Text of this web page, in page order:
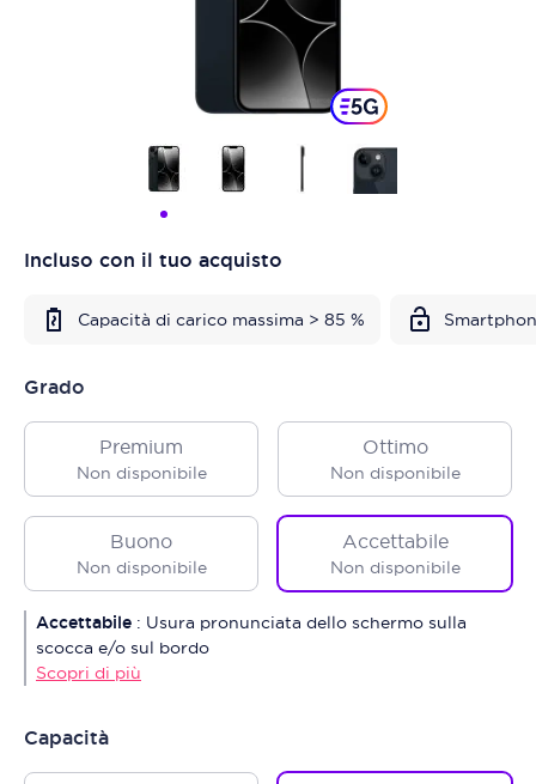
Incluso con il tuo acquisto
Capacità di carico massima > 85 %
Grado
Premium
Non disponibile
Ottimo
Non disponibile
Buono
Non disponibile
Accettabile
Non disponibile
Accettabile : Usura pronunciata dello schermo sulla
scocca e/o sul bordo
Scopri di più
Capacità